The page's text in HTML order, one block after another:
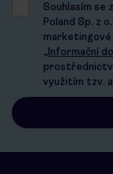
Souhlasím se
Poland Sp. z
marketingové
„Informační
využitím tzv.